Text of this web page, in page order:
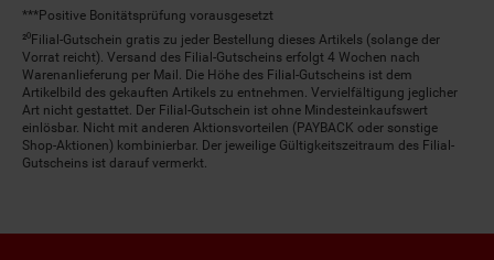
***Positive Bonitätsprüfung vorausgesetzt
²⁰Filial-Gutschein gratis zu jeder Bestellung dieses Artikels (solange der
Vorrat reicht). Versand des Filial-Gutscheins erfolgt 4 Wochen nach
Warenanlieferung per Mail. Die Höhe des Filial-Gutscheins ist dem
Artikelbild des gekauften Artikels zu entnehmen. Vervielfältigung jeglicher
Art nicht gestattet. Der Filial-Gutschein ist ohne Mindesteinkaufswert
einlösbar. Nicht mit anderen Aktionsvorteilen (PAYBACK oder sonstige
Shop-Aktionen) kombinierbar. Der jeweilige Gültigkeitszeitraum des Filial-
Gutscheins ist darauf vermerkt.